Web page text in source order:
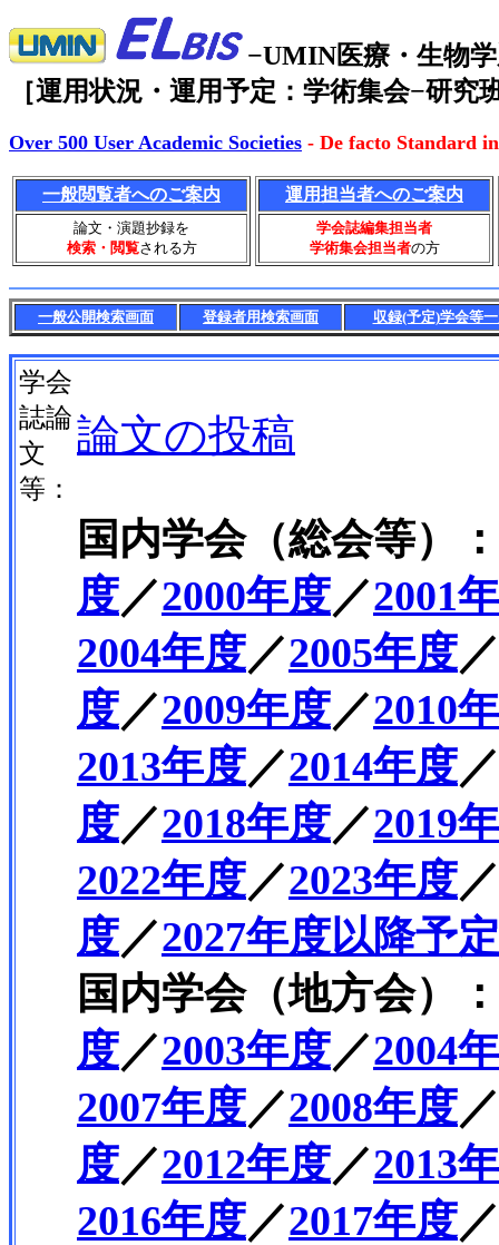
−UMIN医療・生物
［運用状況・運用予定：学術集会−研究
Over 500 User Academic Societies - De facto Standard
一般閲覧者へのご案内
論文・演題抄録を
検索・閲覧される方
運用担当者へのご案内
学会誌編集担当者
学術集会担当者の方
一般公開検索画面 登録者用検索画面 収録(予定)学会等
学会
誌論
文
等：
論文の投稿
国内学会（総会等）：
度／2000年度／2001
2004年度／2005年度／
度／2009年度／2010
2013年度／2014年度／
度／2018年度／2019
2022年度／2023年度／
度／2027年度以降予定
国内学会（地方会）：
度／2003年度／2004
2007年度／2008年度／
度／2012年度／2013
2016年度／2017年度／